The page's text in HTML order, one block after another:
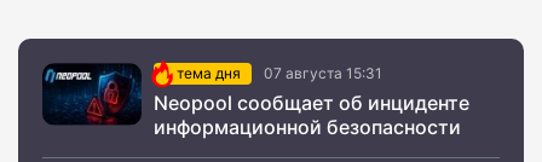
тема дня 07 августа 15:31
Neopool сообщает об инциденте
информационной безопасности